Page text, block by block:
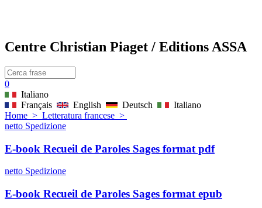
Centre Christian Piaget / Editions ASSA
0
Italiano
Français
English Deutsch
Italiano
Home > Letteratura francese >
netto Spedizione
E-book Recueil de Paroles Sages format pdf
netto Spedizione
E-book Recueil de Paroles Sages format epub